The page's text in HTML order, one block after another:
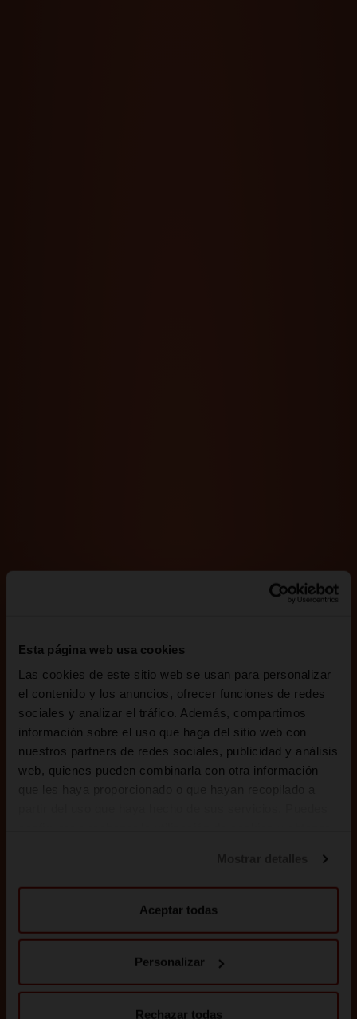
Esta página web usa cookies
Las cookies de este sitio web se usan para personalizar
el contenido y los anuncios, ofrecer funciones de redes
sociales y analizar el tráfico. Además, compartimos
información sobre el uso que haga del sitio web con
nuestros partners de redes sociales, publicidad y análisis
web, quienes pueden combinarla con otra información
Política de cookies
Aceptar todas
Personalizar
Rechazar todas